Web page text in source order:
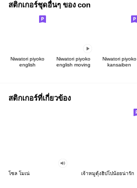
สติกเกอร์ชุดอื่นๆ ของ con
Niwatori piyoko
english
Niwatori piyoko
english moving
Niwatori piyoko
kansaiben
สติกเกอร์ที่เกี่ยวข้อง
โซล โมเน่ เจ้าหมูดุ้งฮิปโปน้อยน่ารัก